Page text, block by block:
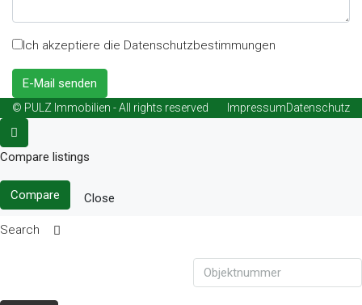
Ich akzeptiere die Datenschutzbestimmungen
E-Mail senden
© PULZ Immobilien - All rights reserved ImpressumDatenschutz
Compare listings
Compare Close
Search